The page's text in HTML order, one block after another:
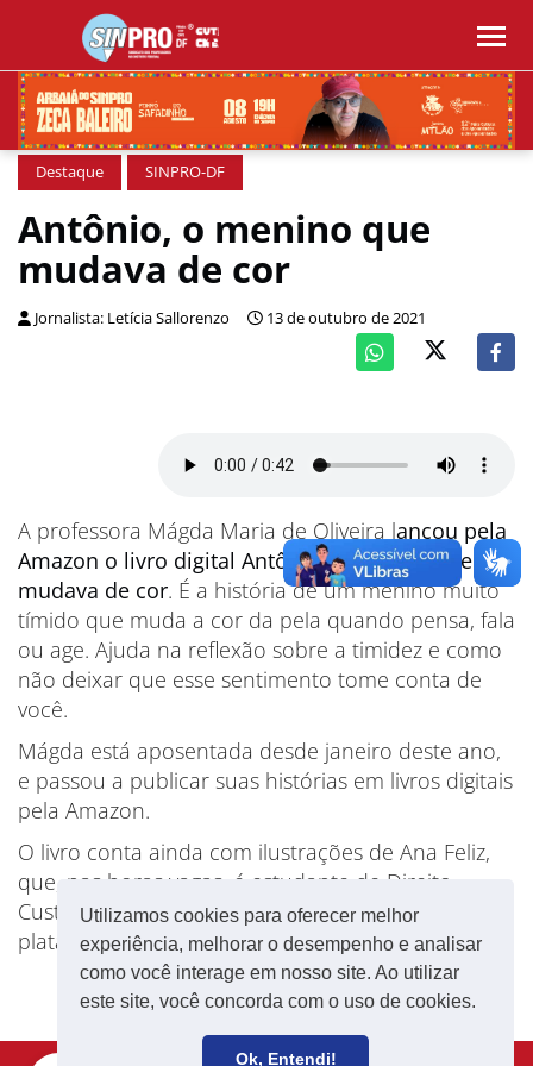
Utilizamos cookies para oferecer melhor
experiência, melhorar o desempenho e analisar
como você interage em nosso site. Ao utilizar
este site, você concorda com o uso de cookies.
Ok, Entendi!
Destaque SINPRO-DF
Antônio, o menino que
mudava de cor
Jornalista: Letícia Sallorenzo 13 de outubro de 2021
A professora Mágda Maria de Oliveira lançou pela
Amazon o livro digital Antônio, o menino que
mudava de cor. É a história de um menino muito
tímido que muda a cor da pela quando pensa, fala
ou age. Ajuda na reflexão sobre a timidez e como
não deixar que esse sentimento tome conta de
você.
Mágda está aposentada desde janeiro deste ano,
e passou a publicar suas histórias em livros digitais
pela Amazon.
O livro conta ainda com ilustrações de Ana Feliz,
que, nas horas vagas, é estudante de Direito.
Custa R$ 20,00, à venda exclusivamente pela
plataforma eletrônica.